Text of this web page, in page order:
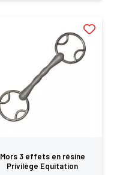
Mors 3 effets en résine
Privilège Equitation